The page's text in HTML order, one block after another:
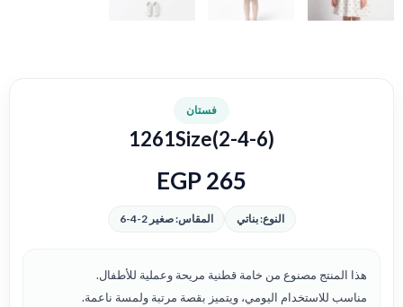
فستان
1261Size(2-4-6)
265
EGP
النوع: بناتي المقاس: صغير 2-4-6
هذا المنتج مصنوع من خامة قطنية مريحة وعملية للأطفال.
مناسب للاستخدام اليومي، ويتميز بقصة مرتبة ولمسة ناعمة.